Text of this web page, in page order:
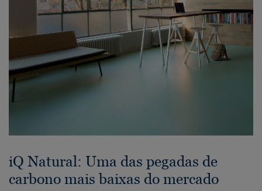
iQ Natural: Uma das pegadas de
carbono mais baixas do mercado